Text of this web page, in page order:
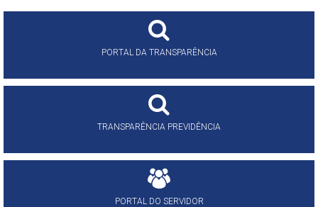
PORTAL DA TRANSPARÊNCIA
TRANSPARÊNCIA PREVIDÊNCIA
PORTAL DO SERVIDOR